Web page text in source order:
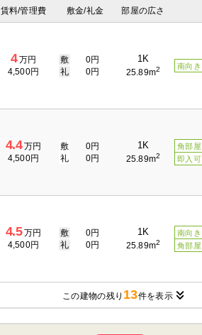
賃料/管理費 敷金/礼金 部屋の広さ
4万円
4,500円
敷
0円
礼
0円
1K
25.89m2 南向き
4.4万円
4,500円
敷
0円
礼
0円
1K
25.89m2
角部屋
即入可
4.5万円
4,500円
敷
0円
礼
0円
1K
25.89m2
南向き
角部屋
この建物の残り 13件を表示